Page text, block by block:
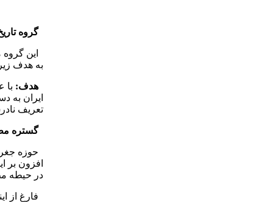
گروه
این
به هدف
هدف: با
ایران به
تعریف
گستره
حوزه
افزون بر
در حیطه
فارغ از